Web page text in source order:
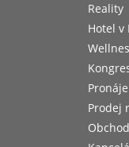
Reality
Hotel v
Prodej